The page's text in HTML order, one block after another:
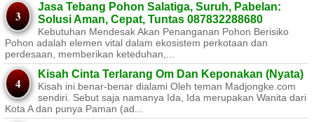
Jasa Tebang Pohon Salatiga, Suruh, Pabelan:
Solusi Aman, Cepat, Tuntas 087832288680
Kebutuhan Mendesak Akan Penanganan Pohon Berisiko ​
Pohon adalah elemen vital dalam ekosistem perkotaan dan
perdesaan, memberikan keteduhan,...
Kisah Cinta Terlarang Om Dan Keponakan (Nyata)
Kisah ini benar-benar dialami Oleh teman Madjongke.com
sendiri. Sebut saja namanya Ida, Ida merupakan Wanita dari
Kota A dan punya Paman (ad...